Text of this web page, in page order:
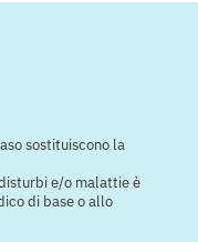
sostituiscono la
e/o malattie è
di base o allo